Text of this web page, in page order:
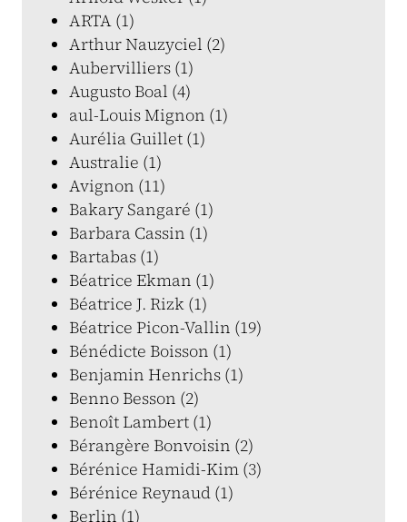
ARTA (1)
Arthur Nauzyciel (2)
Aubervilliers (1)
Augusto Boal (4)
aul-Louis Mignon (1)
Aurélia Guillet (1)
Australie (1)
Avignon (11)
Bakary Sangaré (1)
Barbara Cassin (1)
Bartabas (1)
Béatrice Ekman (1)
Béatrice J. Rizk (1)
Béatrice Picon-Vallin (19)
Bénédicte Boisson (1)
Benjamin Henrichs (1)
Benno Besson (2)
Benoît Lambert (1)
Bérangère Bonvoisin (2)
Bérénice Hamidi-Kim (3)
Bérénice Reynaud (1)
Berlin (1)